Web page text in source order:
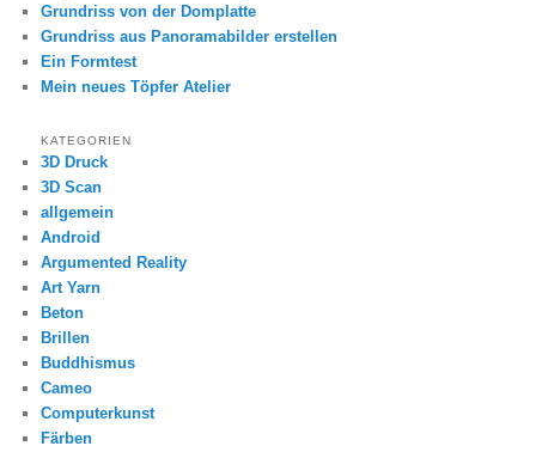
Grundriss von der Domplatte
Grundriss aus Panoramabilder erstellen
Ein Formtest
Mein neues Töpfer Atelier
KATEGORIEN
3D Druck
3D Scan
allgemein
Android
Argumented Reality
Art Yarn
Beton
Brillen
Buddhismus
Cameo
Computerkunst
Färben